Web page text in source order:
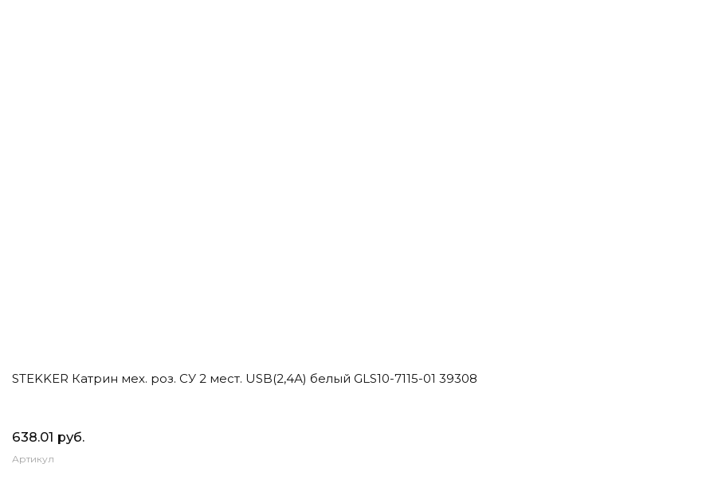
STEKKER Катрин мех. роз. СУ 2 мест. USB(2,4А) белый GLS10-7115-01 39308
638.01 руб.
Артикул